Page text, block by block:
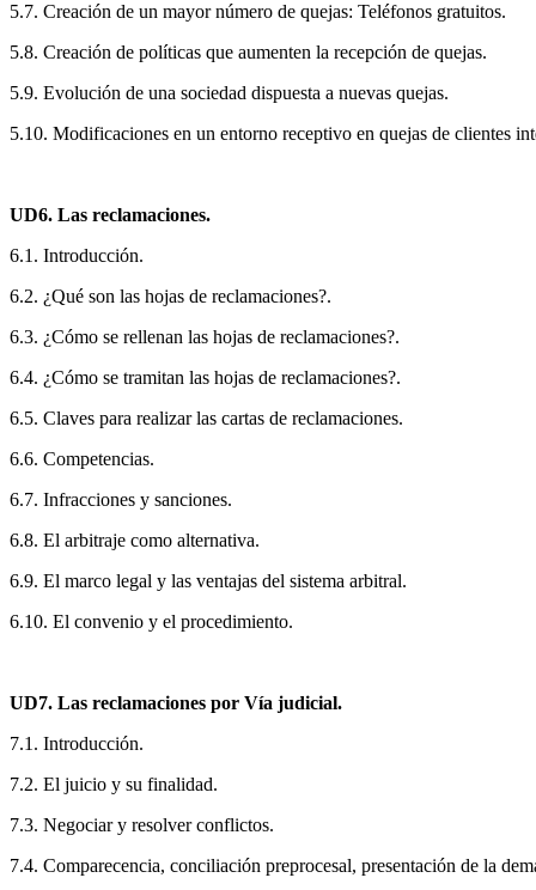
5.7. Creación de un mayor número de quejas: Teléfonos gratuitos.
5.8. Creación de políticas que aumenten la recepción de quejas.
5.9. Evolución de una sociedad dispuesta a nuevas quejas.
5.10. Modificaciones en un entorno receptivo en quejas de clientes
UD6. Las reclamaciones.
6.1. Introducción.
6.2. ¿Qué son las hojas de reclamaciones?.
6.3. ¿Cómo se rellenan las hojas de reclamaciones?.
6.4. ¿Cómo se tramitan las hojas de reclamaciones?.
6.5. Claves para realizar las cartas de reclamaciones.
6.6. Competencias.
6.7. Infracciones y sanciones.
6.8. El arbitraje como alternativa.
6.9. El marco legal y las ventajas del sistema arbitral.
6.10. El convenio y el procedimiento.
UD7. Las reclamaciones por Vía judicial.
7.1. Introducción.
7.2. El juicio y su finalidad.
7.3. Negociar y resolver conflictos.
7.4. Comparecencia, conciliación preprocesal, presentación de la